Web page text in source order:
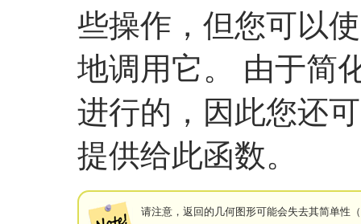
些操作，但您可以
地调用它。 由于简
进行的，因此您还
提供给此函数。
请注意，返回的几何图形可能会失去其简单性